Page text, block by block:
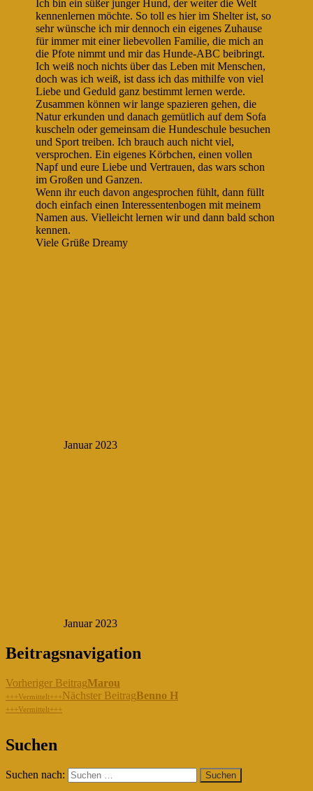
Ich bin ein süßer junger Hund, der weiter die Welt
kennenlernen möchte. So toll es hier im Shelter ist, so
sehr wünsche ich mir dennoch ein eigenes Zuhause
für immer mit einer liebevollen Familie, die mich an
die Pfote nimmt und mir das Hunde-ABC beibringt.
Ich weiß noch nichts über das Leben mit Menschen,
doch was ich weiß, ist dass ich das mithilfe von viel
Liebe und Geduld ganz bestimmt lernen werde.
Zusammen können wir lange spazieren gehen, die
Natur erkunden und danach gemütlich auf dem Sofa
kuscheln oder gemeinsam die Hundeschule besuchen
und Sport treiben. Ich brauch auch nicht viel,
versprochen. Ein eigenes Körbchen, einen vollen
Napf und eure Liebe und Vertrauen, das wars schon
im Großen und Ganzen.
Wenn ihr euch davon angesprochen fühlt, dann füllt
doch einfach einen Interessentenbogen mit meinem
Namen aus. Vielleicht lernen wir und dann bald schon
kennen.
Viele Grüße Dreamy
Januar 2023
Januar 2023
Beitragsnavigation
Vorheriger BeitragMarou
+++Vermittelt+++Nächster BeitragBenno H
+++Vermittelt+++
"Gemeinsam für die Hunde in
Rumänien!"
Suchen
Suchen nach: